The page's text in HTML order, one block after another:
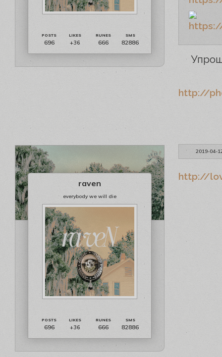
696 +36 666 82886
http://
2019-04-
raven
everybody we will die
696 +36 666 82886
http://